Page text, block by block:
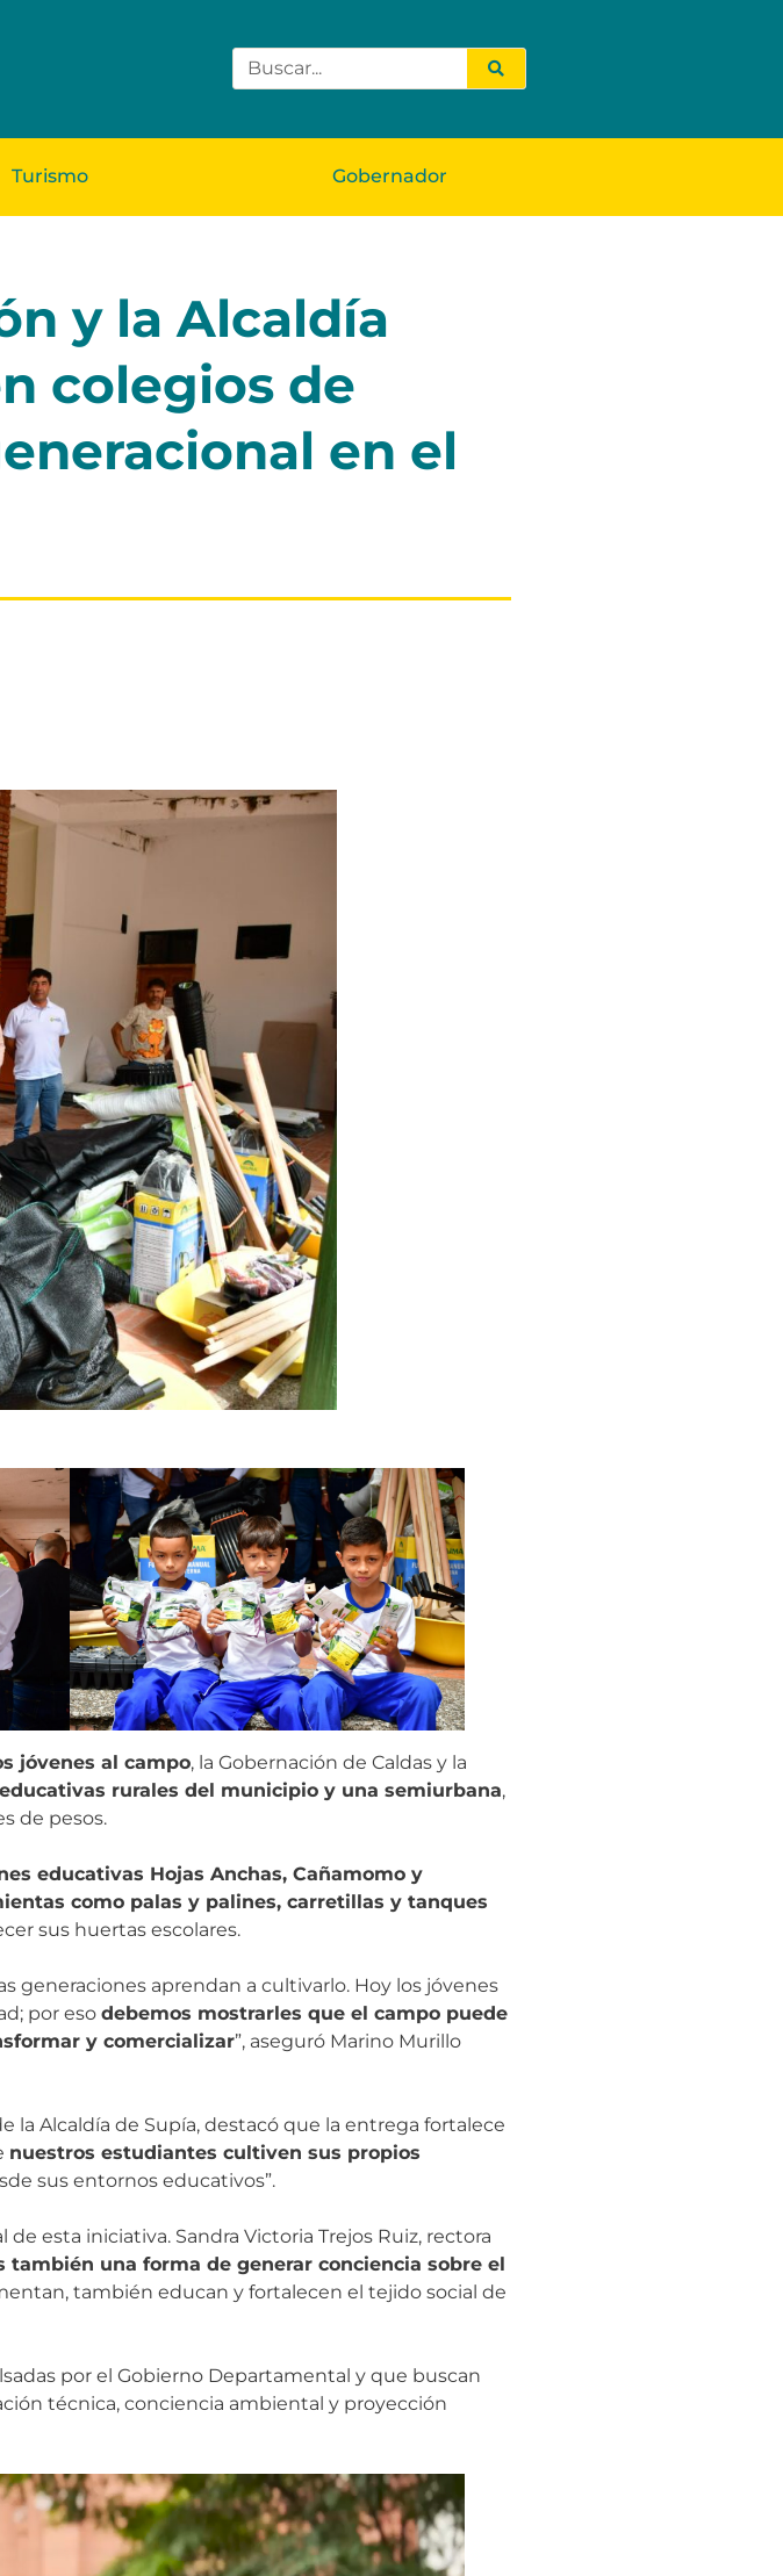
Turismo Gobernador
y la Alcaldía
colegios de
en el
jóvenes al campo, la Gobernación de Caldas y la
rurales del municipio y una semiurbana,
de pesos.
educativas Hojas Anchas, Cañamomo y
como palas y palines, carretillas y tanques
sus huertas escolares.
generaciones aprendan a cultivarlo. Hoy los jóvenes
por eso debemos mostrarles que el campo puede
y comercializar”, aseguró Marino Murillo
la Alcaldía de Supía, destacó que la entrega fortalece
nuestros estudiantes cultiven sus propios
sus entornos educativos”.
esta iniciativa. Sandra Victoria Trejos Ruiz, rectora
también una forma de generar conciencia sobre el
también educan y fortalecen el tejido social de
por el Gobierno Departamental y que buscan
técnica, conciencia ambiental y proyección